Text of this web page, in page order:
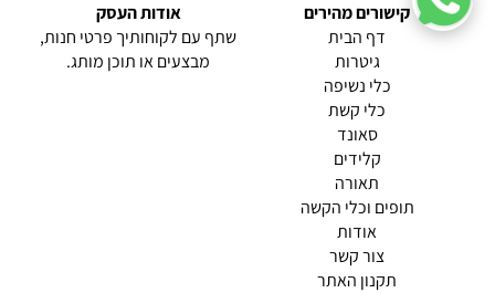
קישורים מהירים
דף הבית
גיטרות
כלי נשיפה
כלי קשת
סאונד
קלידים
תאורה
תופים וכלי הקשה
אודות
צור קשר
(current)
תקנון האתר
אודות העסק
שתף עם לקוחותיך פרטי חנות,
מבצעים או תוכן מותג.